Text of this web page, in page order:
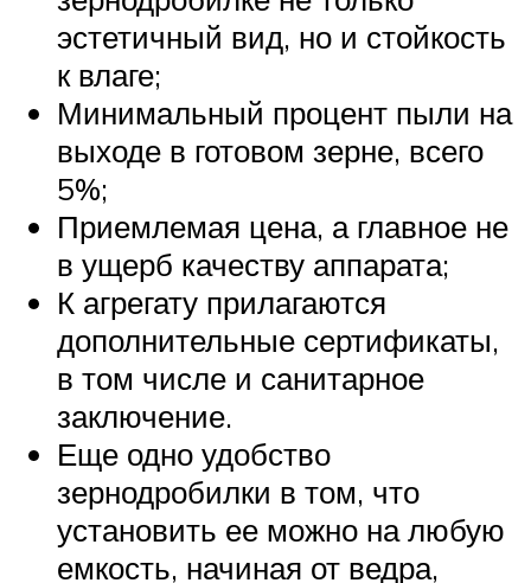
эстетичный вид, но и стойкость
к влаге;
Минимальный процент пыли на
выходе в готовом зерне, всего
5%;
Приемлемая цена, а главное не
в ущерб качеству аппарата;
К агрегату прилагаются
дополнительные сертификаты,
в том числе и санитарное
заключение.
Еще одно удобство
зернодробилки в том, что
установить ее можно на любую
емкость, начиная от ведра,